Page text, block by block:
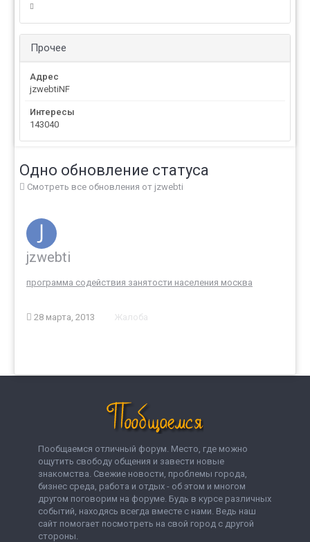
Прочее
Адрес
jzwebtiNF
Интересы
143040
Одно обновление статуса
Смотреть все обновления от jzwebti
jzwebti
программа содействия занятости населения москва
28 марта, 2013 Жалоба
Пообщаемся отличный форум. Место, где можно
ощутить свободу общения и завести новые
знакомства. Свежие новости, проблемы города,
бизнес среда, работа и отдых - об этом и многом
другом поговорим на форуме. Будь в курсе различных
событий, находясь всегда вместе с нами. Ведь наш
сайт помогает посмотреть на свой город с другой
стороны.